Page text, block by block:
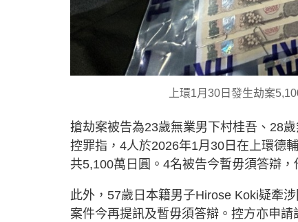
上環1月30日發生劫案
搶劫案被告為23歲無業男下村桂吾、28
控罪指，4人於2026年1月30日在上環德
共5,100萬日圓。4名被告今暫毋須答辯
此外，57歲日本籍男子Hirose Koki疑牽
案件今再提訊及暫毋須答辯。控方亦申